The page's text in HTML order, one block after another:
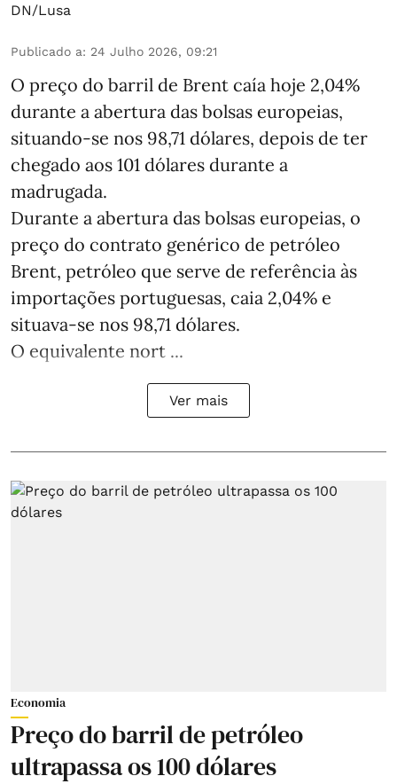
DN/Lusa
Publicado a: 24 Julho 2026, 09:21
O preço do barril de Brent caía hoje 2,04%
durante a abertura das bolsas europeias,
situando-se nos 98,71 dólares, depois de ter
chegado aos 101 dólares durante a
madrugada.
Durante a abertura das bolsas europeias, o
preço do contrato genérico de petróleo
Brent, petróleo que serve de referência às
importações portuguesas, caia 2,04% e
situava-se nos 98,71 dólares.
O equivalente nort ...
Ver mais
Economia
Preço do barril de petróleo
ultrapassa os 100 dólares